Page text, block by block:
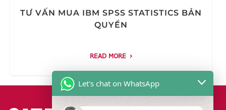
TƯ VẤN MUA IBM SPSS STATISTICS BẢN
QUYỀN
READ MORE
Let's chat on WhatsApp